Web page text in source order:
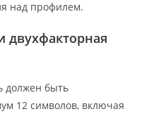
над профилем.
двухфакторная
должен быть
12 символов, включая